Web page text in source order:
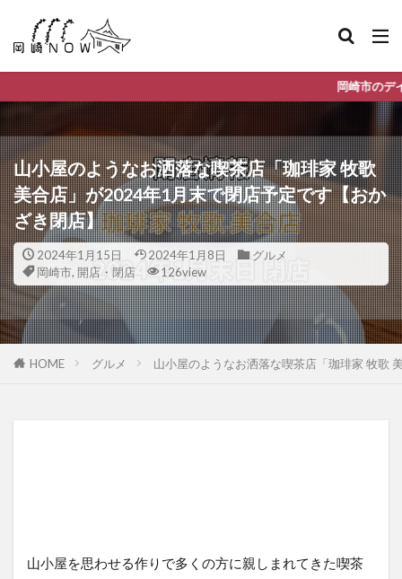
岡崎市のデイリーランキングやお得な
山小屋のようなお洒落な喫茶店「珈琲家 牧歌
美合店」が2024年1月末で閉店予定です【おか
ざき閉店】
2024年1月15日 2024年1月8日
グルメ
岡崎市, 開店・閉店 126view
HOME グルメ 山小屋のようなお洒落な喫茶店「珈琲家 牧歌
山小屋を思わせる作りで多くの方に親しまれてきた喫茶